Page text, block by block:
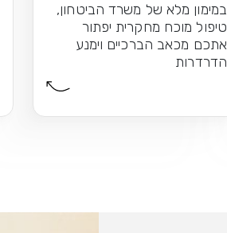
במימון מלא של משרד הביטחון,
טיפול מוכח מחקרית יפתור
אתכם מכאב הברכיים וימנע
הדרדרות